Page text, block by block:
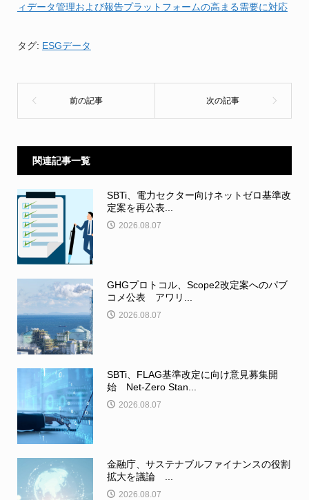
ィデータ管理および報告プラットフォームの高まる需要に対応
タグ: ESGデータ
関連記事一覧
SBTi、電力セクター向けネットゼロ基準改
定案を再公表...
2026.08.07
GHGプロトコル、Scope2改定案へのパブ
コメ公表 アワリ...
2026.08.07
SBTi、FLAG基準改定に向け意見募集開
始 Net-Zero Stan...
2026.08.07
金融庁、サステナブルファイナンスの役割
拡大を議論 ...
2026.08.07